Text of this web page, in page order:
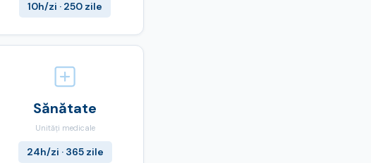
10h/zi · 250 zile
Sănătate
Unități medicale
24h/zi · 365 zile